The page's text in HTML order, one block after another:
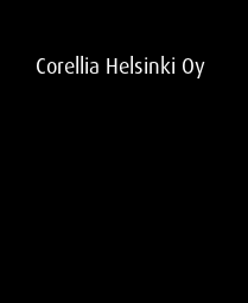
Corellia Helsinki Oy